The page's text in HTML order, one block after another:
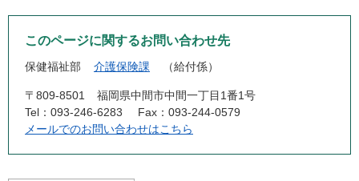
このページに関するお問い合わせ先
保健福祉部 介護保険課 給付係
〒809-8501
福岡県中間市中間一丁目1番1号
Tel：093-246-6283
Fax：093-244-0579
メールでのお問い合わせはこちら